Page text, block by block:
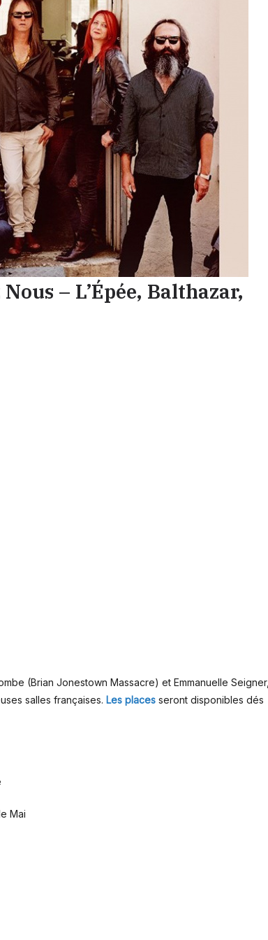
– L’Épée, Balthazar,
(Brian Jonestown Massacre) et Emmanuelle Seigner,
salles françaises. Les places seront disponibles dés
Mai